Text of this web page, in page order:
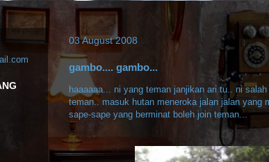
03 August 2008
gambo.... gambo...
haaaaaa... ni yang teman janjikan ari tu.. ni
teman.. masuk hutan meneroka jalan jalan yang
sape-sape yang berminat boleh join teman...